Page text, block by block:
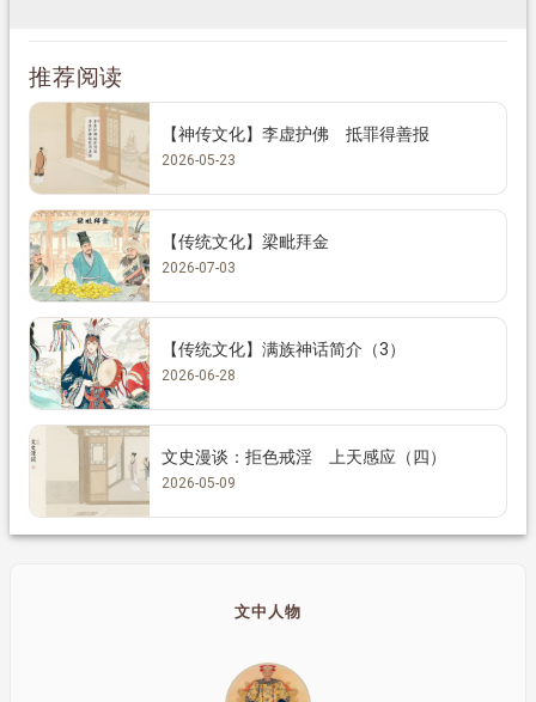
推荐阅读
【神传文化】李虚护佛 抵罪得善报
2026-05-23
【传统文化】梁毗拜金
2026-07-03
【传统文化】满族神话简介（3）
2026-06-28
文史漫谈：拒色戒淫 上天感应（四）
2026-05-09
文中人物